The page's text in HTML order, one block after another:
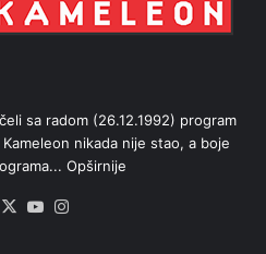
sa radom (26.12.1992) program
nikada nije stao, a boje
Opširnije
Facebook
X YouTube